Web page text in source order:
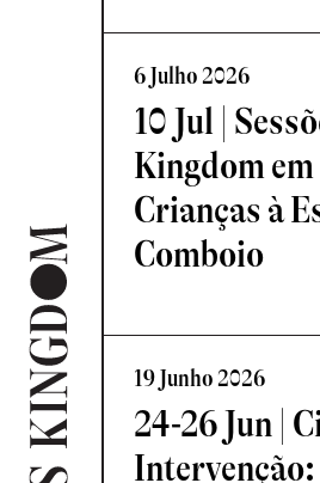
6 Julho 2026
10 Jul |
Kingdom
Crianças à
Comboio
19 Junho 2026
24-26 Jun |